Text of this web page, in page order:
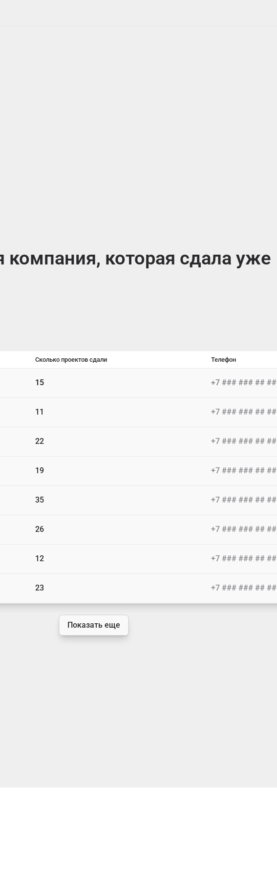
компания, которая сдала уже
Сколько проектов сдали Телефон
15 +7 ### ### ## ##
11 +7 ### ### ## ##
22 +7 ### ### ## ##
19 +7 ### ### ## ##
35 +7 ### ### ## ##
26 +7 ### ### ## ##
12 +7 ### ### ## ##
23 +7 ### ### ## ##
Показать еще